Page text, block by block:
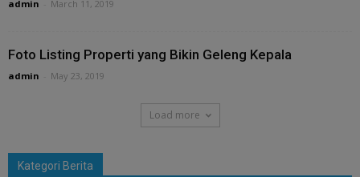
admin March 11, 2019
Foto Listing Properti yang Bikin Geleng Kepala
admin May 23, 2019
Load more
Kategori Berita